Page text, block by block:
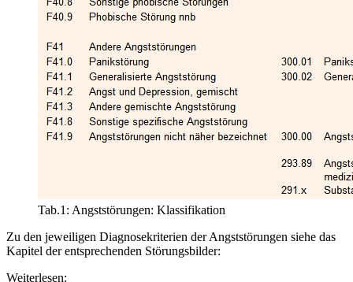
Tab.1: Angststörungen: Klassifikation
Zu den jeweiligen Diagnosekriterien der Angststörungen siehe das
Kapitel der entsprechenden Störungsbilder:
Weiterlesen: